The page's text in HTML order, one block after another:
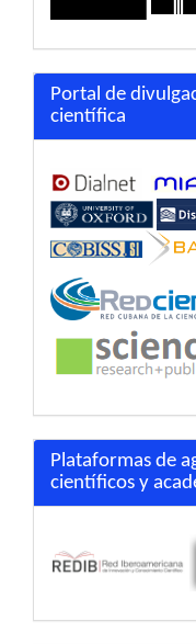
Portal de
científica
Plataformas de
científicos y